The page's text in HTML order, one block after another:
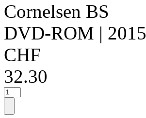
Cornelsen BS
DVD-ROM | 2015
CHF
32.30